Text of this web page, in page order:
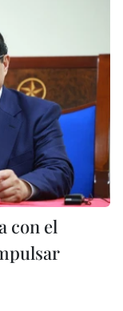
con el